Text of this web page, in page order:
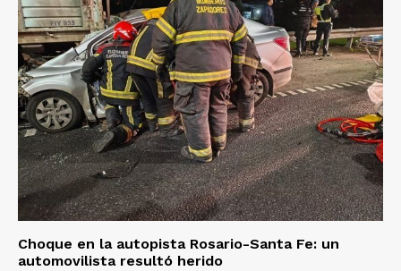
Choque en la autopista Rosario-Santa Fe: un
automovilista resultó herido